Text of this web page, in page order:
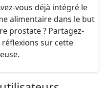
vous déjà intégré le
alimentaire dans le but
prostate ? Partagez-
réflexions sur cette